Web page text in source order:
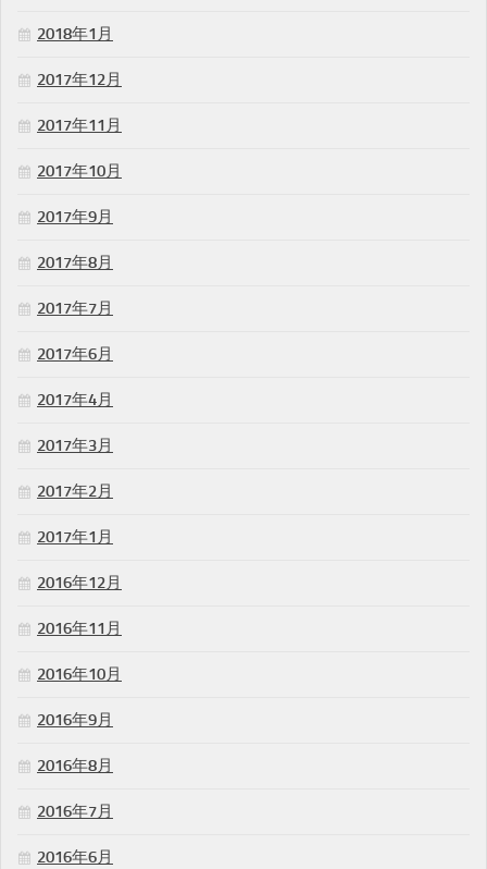
2018年1月
2017年12月
2017年11月
2017年10月
2017年9月
2017年8月
2017年7月
2017年6月
2017年4月
2017年3月
2017年2月
2017年1月
2016年12月
2016年11月
2016年10月
2016年9月
2016年8月
2016年7月
2016年6月